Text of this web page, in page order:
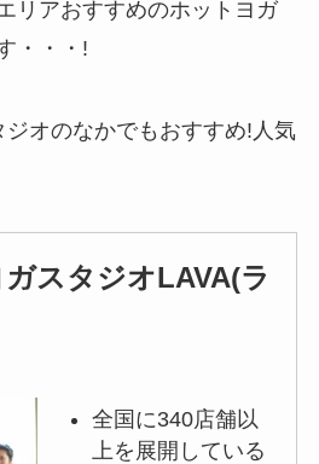
リアおすすめのホットヨガ
・・・!
オのなかでもおすすめ!人気
スタジオLAVA(ラ
全国に340店舗以
上を展開している